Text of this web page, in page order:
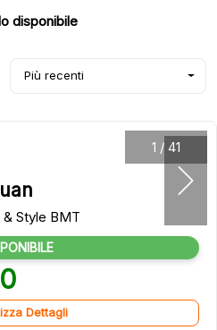
disponibile
Più recenti
1 / 41
& Style BMT
Dettagli